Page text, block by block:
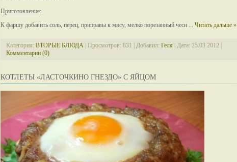
Приготовление:
К фаршу добавить соль, перец, приправы к мясу, мелко порезанный чесн ... Читать дальше »
Категория: ВТОРЫЕ БЛЮДА | Просмотров: 831 | Добавил: Геля | Дата: 25.03.2012
Комментарии (0)
КОТЛЕТЫ «ЛАСТОЧКИНО ГНЕЗДО» С ЯЙЦОМ